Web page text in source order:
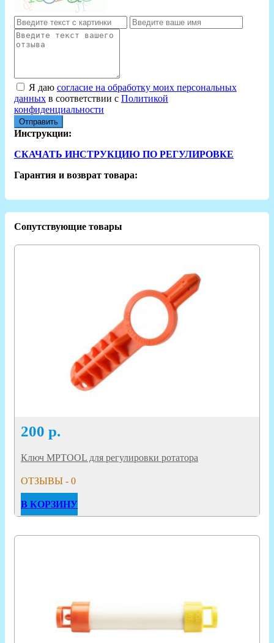
Я даю согласие на обработку моих персональных
данных в соответствии с Политикой
конфиденциальности
Отправить
Инструкции:
СКАЧАТЬ ИНСТРУКЦИЮ ПО РЕГУЛИРОВКЕ
Гарантия и возврат товара:
Сопутствующие товары
200 р.
Ключ MPTOOL для регулировки ротатора
ОТЗЫВЫ - 0
В КОРЗИНУ